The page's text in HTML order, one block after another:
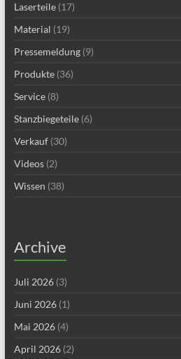
Laserteile(17)
Material (19)
Pressemeldung(9)
Produkte(36)
Service(8)
Stanzbiegeteile(6)
Verkauf(30)
Videos(2)
Wissen (38)
Archive
Juli 2026(3)
Juni 2026(1)
Mai 2026(4)
April 2026(2)